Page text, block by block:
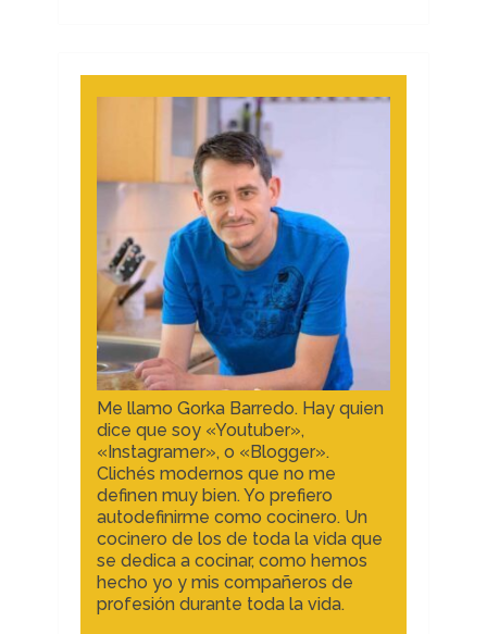
Me llamo Gorka Barredo. Hay quien
dice que soy «Youtuber»,
«Instagramer», o «Blogger».
Clichés modernos que no me
definen muy bien. Yo prefiero
autodefinirme como cocinero. Un
cocinero de los de toda la vida que
se dedica a cocinar, como hemos
hecho yo y mis compañeros de
profesión durante toda la vida.